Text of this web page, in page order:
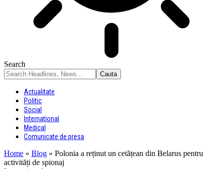
Search
Actualitate
Politic
Social
International
Medical
Comunicate de presa
Home » Blog » Polonia a reținut un cetățean din Belarus pentru
activități de spionaj